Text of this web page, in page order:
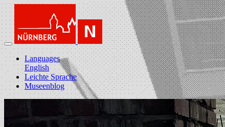
Languages
English
Leichte Sprache
Museenblog